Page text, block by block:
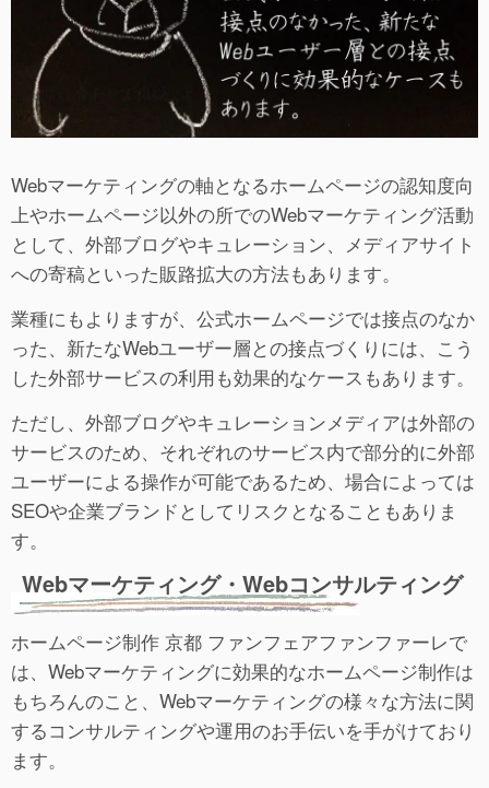
Webマーケティングの軸となるホームページの認知度向
上やホームページ以外の所でのWebマーケティング活動
として、外部ブログやキュレーション、メディアサイト
への寄稿といった販路拡大の方法もあります。
業種にもよりますが、公式ホームページでは接点のなか
った、新たなWebユーザー層との接点づくりには、こう
した外部サービスの利用も効果的なケースもあります。
ただし、外部ブログやキュレーションメディアは外部の
サービスのため、それぞれのサービス内で部分的に外部
ユーザーによる操作が可能であるため、場合によっては
SEOや企業ブランドとしてリスクとなることもありま
す。
Webマーケティング・Webコンサルティング
ホームページ制作 京都 ファンフェアファンファーレで
は、Webマーケティングに効果的なホームページ制作は
もちろんのこと、Webマーケティングの様々な方法に関
するコンサルティングや運用のお手伝いを手がけており
ます。